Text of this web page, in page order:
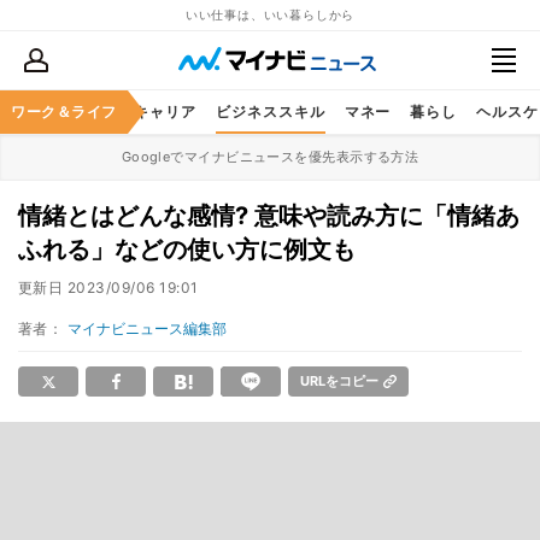
いい仕事は、いい暮らしから
ワーク＆ライフ キャリア ビジネススキル マネー 暮らし ヘルス
Googleでマイナビニュースを優先表示する方法
情緒とはどんな感情? 意味や読み方に「情緒あ
ふれる」などの使い方に例文も
更新日 2023/09/06 19:01
著者： マイナビニュース編集部
URLをコピー